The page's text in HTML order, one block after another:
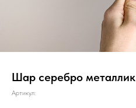
Шар серебро металлик
Артикул: